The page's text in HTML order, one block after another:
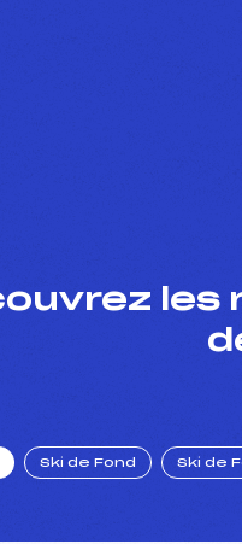
Ski de Fond Ski de